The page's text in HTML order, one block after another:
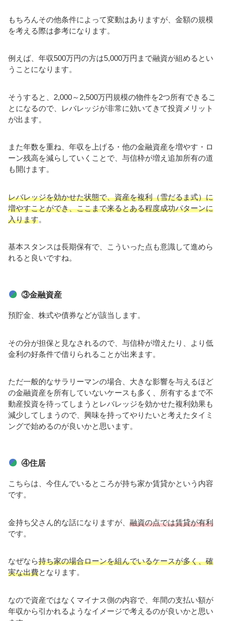
もちろんその他条件によって変動はありますが、金額の規模
を考える際は参考になります。
例えば、年収500万円の方は5,000万円まで融資が組めるとい
うことになります。
そうすると、2,000～2,500万円規模の物件を2つ所有できるこ
とになるので、レバレッジが非常に効いてきて投資メリット
が出ます。
また年数を重ね、年収を上げる・他の金融資産を増やす・ロ
ーン残高を減らしていくことで、与信枠が増え追加所有の道
も開けます。
レバレッジを効かせた状態で、資産を複利（雪だるま式）に
増やすことができ、ここまで来るとある程度成功パターンに
入ります。
基本スタンスは長期保有で、こういった点も意識して進めら
れると良いですね。
③金融資産
預貯金、株式や債券などが該当します。
その分が担保と見なされるので、与信枠が増えたり、より低
金利の好条件で借りられることが出来ます。
ただ一般的なサラリーマンの場合、大きな影響を与えるほど
の金融資産を所有していないケースも多く、所有するまで不
動産投資を待ってしまうとレバレッジを効かせた複利効果も
減少してしまうので、興味を持ってやりたいと考えたタイミ
ングで始めるのが良いかと思います。
④住居
こちらは、今住んでいるところが持ち家か賃貸かという内容
です。
金持ち父さん的な話になりますが、 融資の点では賃貸が有利
です。
なぜなら持ち家の場合ローンを組んでいるケースが多く、確
実な出費となります。
なので資産ではなくマイナス側の内容で、年間の支払い額が
年収から引かれるようなイメージで考えるのが良いかと思い